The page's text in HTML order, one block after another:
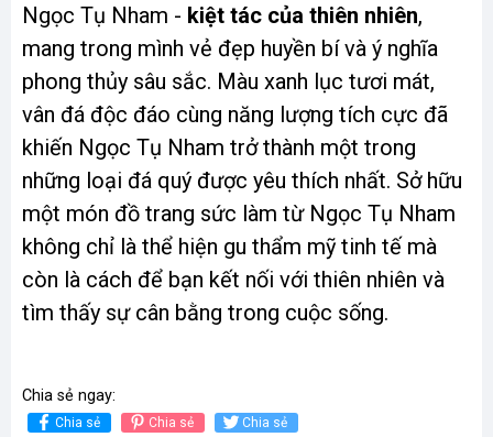
Ngọc Tụ Nham - kiệt tác của thiên nhiên,
mang trong mình vẻ đẹp huyền bí và ý nghĩa
phong thủy sâu sắc. Màu xanh lục tươi mát,
vân đá độc đáo cùng năng lượng tích cực đã
khiến Ngọc Tụ Nham trở thành một trong
những loại đá quý được yêu thích nhất. Sở hữu
một món đồ trang sức làm từ Ngọc Tụ Nham
không chỉ là thể hiện gu thẩm mỹ tinh tế mà
còn là cách để bạn kết nối với thiên nhiên và
tìm thấy sự cân bằng trong cuộc sống.
Chia sẻ ngay:
Chia sẻ Chia sẻ Chia sẻ